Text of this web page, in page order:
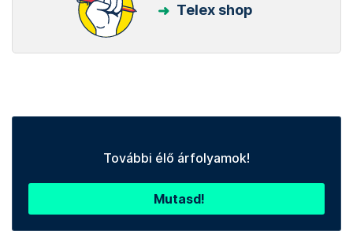
Telex shop
További élő árfolyamok!
Mutasd!